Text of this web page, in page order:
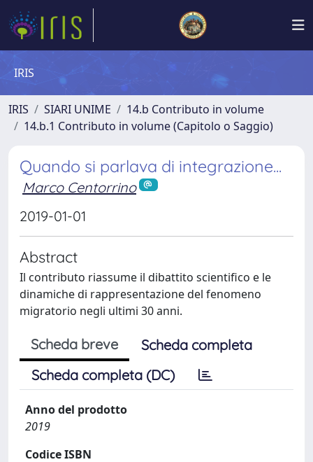
IRIS
IRIS SIARI UNIME
14.b Contributo in volume
14.b.1 Contributo in volume (Capitolo o Saggio)
Quando si parlava di integrazione...
Marco Centorrino
2019-01-01
Abstract
Il contributo riassume il dibattito scientifico e le
dinamiche di rappresentazione del fenomeno
migratorio negli ultimi 30 anni.
Scheda breve
Scheda completa
Scheda completa (DC)
Anno del prodotto
2019
Codice ISBN